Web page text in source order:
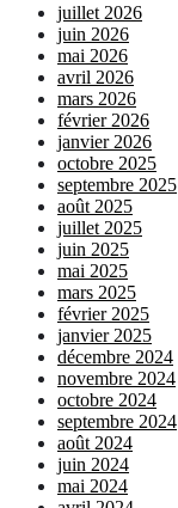
juillet 2026
juin 2026
mai 2026
avril 2026
mars 2026
février 2026
janvier 2026
octobre 2025
septembre 2025
août 2025
juillet 2025
juin 2025
mai 2025
mars 2025
février 2025
janvier 2025
décembre 2024
novembre 2024
octobre 2024
septembre 2024
août 2024
juin 2024
mai 2024